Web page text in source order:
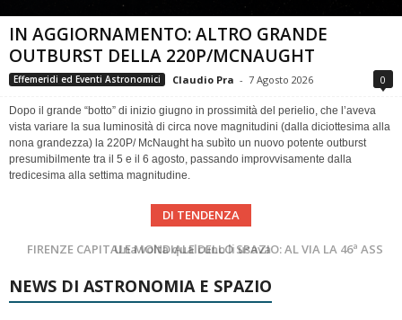
IN AGGIORNAMENTO: ALTRO GRANDE
OUTBURST DELLA 220P/MCNAUGHT
Effemeridi ed Eventi Astronomici Claudio Pra - 7 Agosto 2026 0
Dopo il grande “botto” di inizio giugno in prossimità del perielio, che l’aveva
vista variare la sua luminosità di circa nove magnitudini (dalla diciottesima alla
nona grandezza) la 220P/ McNaught ha subìto un nuovo potente outburst
presumibilmente tra il 5 e il 6 agosto, passando improvvisamente dalla
tredicesima alla settima magnitudine.
DI TENDENZA
FIRENZE CAPITALE MONDIALE DELLO SPAZIO: AL VIA LA 46ª ASSEMBLEA SCIENTIFICA DEL COSPAR
Cielo del Mese di Agosto 2026
NEWS DI ASTRONOMIA E SPAZIO